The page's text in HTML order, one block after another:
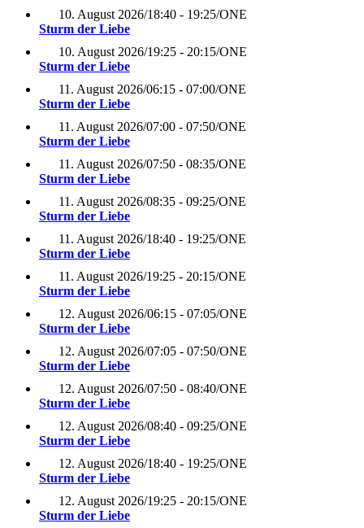
10. August 2026/18:40 - 19:25/ONE
Sturm der Liebe
10. August 2026/19:25 - 20:15/ONE
Sturm der Liebe
11. August 2026/06:15 - 07:00/ONE
Sturm der Liebe
11. August 2026/07:00 - 07:50/ONE
Sturm der Liebe
11. August 2026/07:50 - 08:35/ONE
Sturm der Liebe
11. August 2026/08:35 - 09:25/ONE
Sturm der Liebe
11. August 2026/18:40 - 19:25/ONE
Sturm der Liebe
11. August 2026/19:25 - 20:15/ONE
Sturm der Liebe
12. August 2026/06:15 - 07:05/ONE
Sturm der Liebe
12. August 2026/07:05 - 07:50/ONE
Sturm der Liebe
12. August 2026/07:50 - 08:40/ONE
Sturm der Liebe
12. August 2026/08:40 - 09:25/ONE
Sturm der Liebe
12. August 2026/18:40 - 19:25/ONE
Sturm der Liebe
12. August 2026/19:25 - 20:15/ONE
Sturm der Liebe